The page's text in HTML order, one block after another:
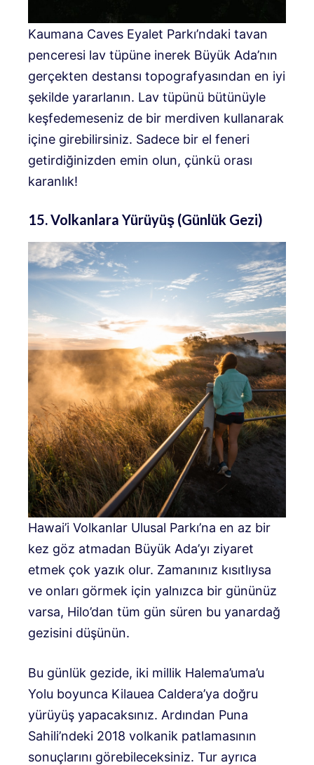
Kaumana Caves Eyalet Parkı’ndaki tavan
penceresi lav tüpüne inerek Büyük Ada’nın
gerçekten destansı topografyasından en iyi
şekilde yararlanın. Lav tüpünü bütünüyle
keşfedemeseniz de bir merdiven kullanarak
içine girebilirsiniz. Sadece bir el feneri
getirdiğinizden emin olun, çünkü orası
karanlık!
15. Volkanlara Yürüyüş (Günlük Gezi)
Hawai’i Volkanlar Ulusal Parkı’na en az bir
kez göz atmadan Büyük Ada’yı ziyaret
etmek çok yazık olur. Zamanınız kısıtlıysa
ve onları görmek için yalnızca bir gününüz
varsa, Hilo’dan tüm gün süren bu yanardağ
gezisini düşünün.
Bu günlük gezide, iki millik Halema’uma’u
Yolu boyunca Kilauea Caldera’ya doğru
yürüyüş yapacaksınız. Ardından Puna
Sahili’ndeki 2018 volkanik patlamasının
sonuçlarını görebileceksiniz. Tur ayrıca